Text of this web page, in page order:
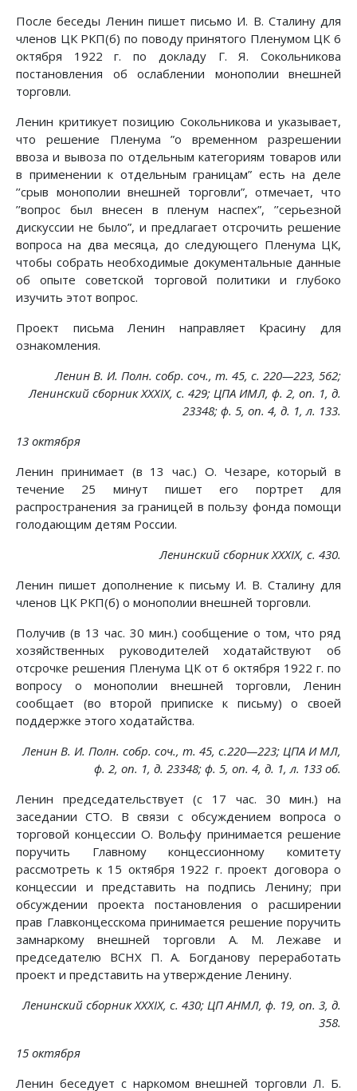
После беседы Ленин пишет письмо И. В. Сталину для
членов ЦК РКП(б) по поводу принятого Пленумом ЦК 6
октября 1922 г. по докладу Г. Я. Сокольникова
постановления об ослаблении монополии внешней
торговли.
Ленин критикует позицию Сокольникова и указывает,
что решение Пленума ”о временном разрешении
ввоза и вывоза по отдельным категориям товаров или
в применении к отдельным границам” есть на деле
’’срыв монополии внешней торговли”, отмечает, что
’’вопрос был внесен в пленум наспех”, ’’серьезной
дискуссии не было”, и предлагает отсрочить решение
вопроса на два месяца, до следующего Пленума ЦК,
чтобы собрать необходимые документальные данные
об опыте советской торговой политики и глубоко
изучить этот вопрос.
Проект письма Ленин направляет Красину для
ознакомления.
Ленин В. И. Полн. собр. соч., т. 45, с. 220—223, 562;
Ленинский сборник XXXIX, с. 429; ЦПА ИМЛ, ф. 2, on. 1, д.
23348; ф. 5, on. 4, д. 1, л. 133.
13 октября
Ленин принимает (в 13 час.) О. Чезаре, который в
течение 25 минут пишет его портрет для
распространения за границей в пользу фонда помощи
голодающим детям России.
Ленинский сборник XXXIX, с. 430.
Ленин пишет дополнение к письму И. В. Сталину для
членов ЦК РКП(б) о монополии внешней торговли.
Получив (в 13 час. 30 мин.) сообщение о том, что ряд
хозяйственных руководителей ходатайствуют об
отсрочке решения Пленума ЦК от 6 октября 1922 г. по
вопросу о монополии внешней торговли, Ленин
сообщает (во второй приписке к письму) о своей
поддержке этого ходатайства.
Ленин В. И. Полн. собр. соч., т. 45, с.220—223; ЦПА И МЛ,
ф. 2, on. 1, д. 23348; ф. 5, on. 4, д. 1, л. 133 об.
Ленин председательствует (с 17 час. 30 мин.) на
заседании СТО. В связи с обсуждением вопроса о
торговой концессии О. Вольфу принимается решение
поручить Главному концессионному комитету
рассмотреть к 15 октября 1922 г. проект договора о
концессии и представить на подпись Ленину; при
обсуждении проекта постановления о расширении
прав Главконцесскома принимается решение поручить
замнаркому внешней торговли А. М. Лежаве и
председателю ВСНХ П. А. Богданову переработать
проект и представить на утверждение Ленину.
Ленинский сборник XXXIX, с. 430; ЦП АНМЛ, ф. 19, on. 3, д.
358.
15 октября
Ленин беседует с наркомом внешней торговли Л. Б.